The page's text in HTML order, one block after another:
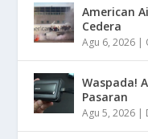
American
Cedera
Agu 6, 2026 |
Waspada!
Pasaran
Agu 5, 2026 |